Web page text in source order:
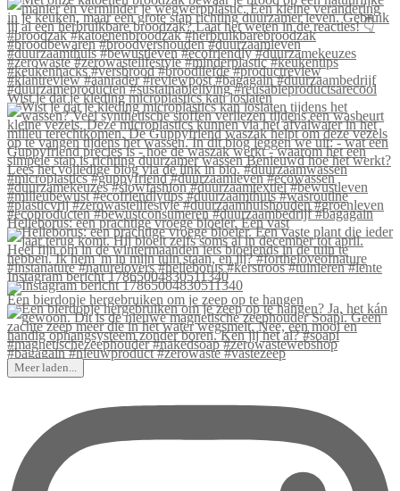
Wist je dat je kleding microplastics kan loslaten
Helleborus: een prachtige vroege bloeier. Een vast
Instagram bericht 17865004830511340
Een bierdopje hergebruiken om je zeep op te hangen
Meer laden...